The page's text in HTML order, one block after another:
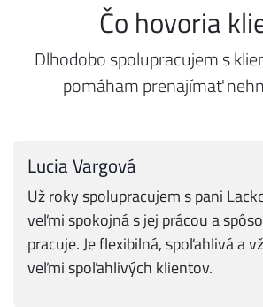
Čo hovoria
Dlhodobo spolupracujem s
pomáham prenajímať
Lucia Vargová
Už roky spolupracujem s pani
veľmi spokojná s jej prácou a
pracuje. Je flexibilná, spoľahlivá a
veľmi spoľahlivých klientov.